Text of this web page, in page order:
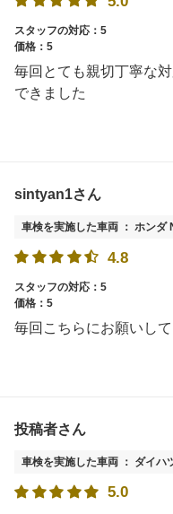
スタッフの対応：5
価格：5
毎回とても親切丁寧な
できました
sintyan1さん
車検を実施した車両 ： ホンダ
4.8
スタッフの対応：5
価格：5
毎回こちらにお願いし
投稿者さん
車検を実施した車両 ： ダイハ
5.0